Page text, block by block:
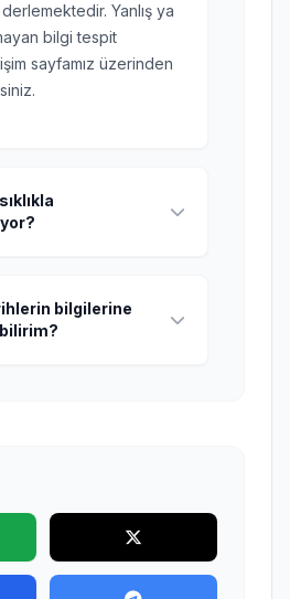
Yanlış ya
bilgi tespit
sayfamız üzerinden
bilgilerine